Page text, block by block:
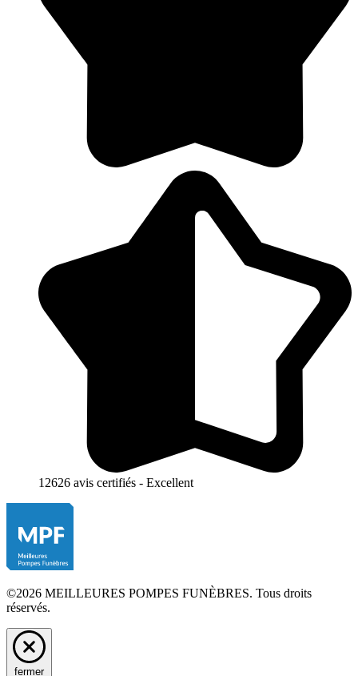
12626 avis certifiés - Excellent
©2026 MEILLEURES POMPES FUNÈBRES. Tous droits
réservés.
fermer